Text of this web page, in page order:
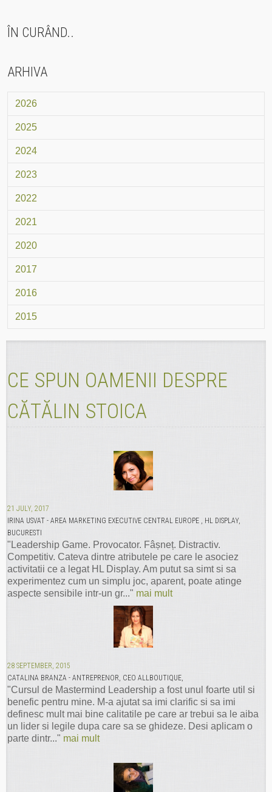
ÎN CURÂND..
ARHIVA
2026
2025
2024
2023
2022
2021
2020
2017
2016
2015
CE SPUN OAMENII DESPRE
CĂTĂLIN STOICA
21 JULY, 2017
IRINA USVAT - AREA MARKETING EXECUTIVE CENTRAL EUROPE , HL DISPLAY,
BUCURESTI
"Leadership Game. Provocator. Fâșneț. Distractiv.
Competitiv. Cateva dintre atributele pe care le asociez
activitatii ce a legat HL Display. Am putut sa simt si sa
experimentez cum un simplu joc, aparent, poate atinge
aspecte sensibile intr-un gr..." mai mult
28 SEPTEMBER, 2015
CATALINA BRANZA - ANTREPRENOR, CEO ALLBOUTIQUE,
"Cursul de Mastermind Leadership a fost unul foarte util si
benefic pentru mine. M-a ajutat sa imi clarific si sa imi
definesc mult mai bine calitatile pe care ar trebui sa le aiba
un lider si legile dupa care sa se ghideze. Desi aplicam o
parte dintr..." mai mult